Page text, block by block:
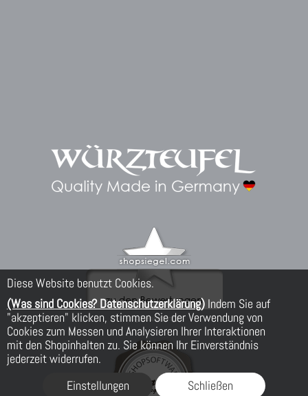
Diese Website benutzt Cookies.
(Was sind Cookies? Datenschutzerklärung) Indem Sie auf
"akzeptieren" klicken, stimmen Sie der Verwendung von
Cookies zum Messen und Analysieren Ihrer Interaktionen
mit den Shopinhalten zu. Sie können Ihr Einverständnis
jederzeit widerrufen.
Einstellungen
Schließen